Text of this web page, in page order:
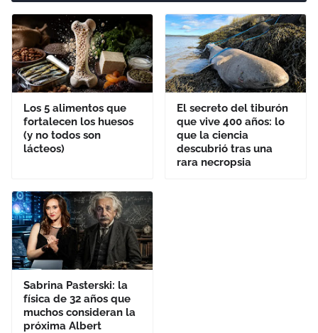
Los 5 alimentos que
fortalecen los huesos
(y no todos son
lácteos)
El secreto del tiburón
que vive 400 años: lo
que la ciencia
descubrió tras una
rara necropsia
Sabrina Pasterski: la
física de 32 años que
muchos consideran la
próxima Albert